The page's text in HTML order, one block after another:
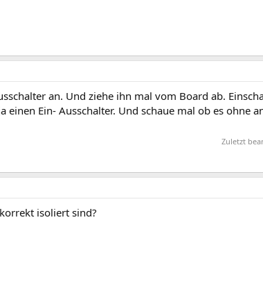
an. Und ziehe ihn mal vom Board ab.
einen Ein- Ausschalter. Und schaue mal ob es ohne
Zuletzt
isoliert sind?